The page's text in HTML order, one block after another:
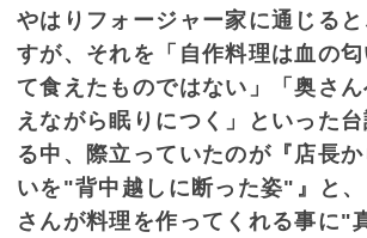
やはりフォージャー家に通じる
すが、それを「自作料理は血の
て食えたものではない」「奥さ
えながら眠りにつく」といった
る中、際立っていたのが『店長
いを"背中越しに断った姿"』と
さんが料理を作ってくれる事に"